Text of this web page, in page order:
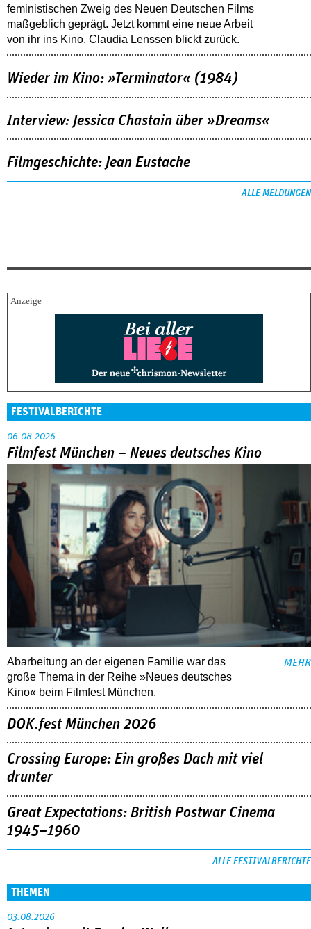
feministischen Zweig des Neuen Deutschen Films
maßgeblich geprägt. Jetzt kommt eine neue Arbeit
von ihr ins Kino. Claudia Lenssen blickt zurück.
Wieder im Kino: »Terminator« (1984)
Interview: Jessica Chastain über »Dreams«
Filmgeschichte: Jean Eustache
ALLE MELDUNGEN
FESTIVALBERICHTE
06.08.2026
Filmfest München – Neues deutsches Kino
Abarbeitung an der eigenen Familie war das
große Thema in der Reihe »Neues deutsches
Kino« beim Filmfest München.
MEHR
DOK.fest München 2026
Crossing Europe: Ein großes Dach mit viel
drunter
Great Expectations: British Postwar Cinema
1945–1960
ALLE FESTIVALBERICHTE
THEMEN
03.08.2026